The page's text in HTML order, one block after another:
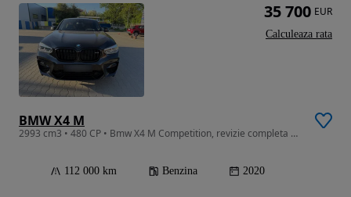
BMW X4 M
2993 cm3 • 480 CP • Bmw X4 M Competition, revizie completa mai 2026, se emite factura
112 000 km Benzina 2020
35 700 EUR
Calculeaza rata